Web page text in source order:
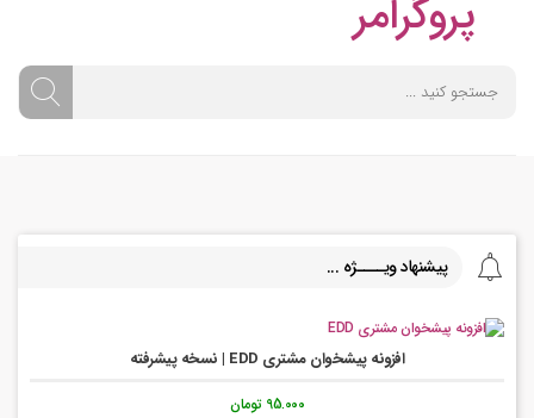
پیشنهاد ویــــژه ...
افزونه پیشخوان مشتری EDD | نسخه پیشرفته
95.000 تومان